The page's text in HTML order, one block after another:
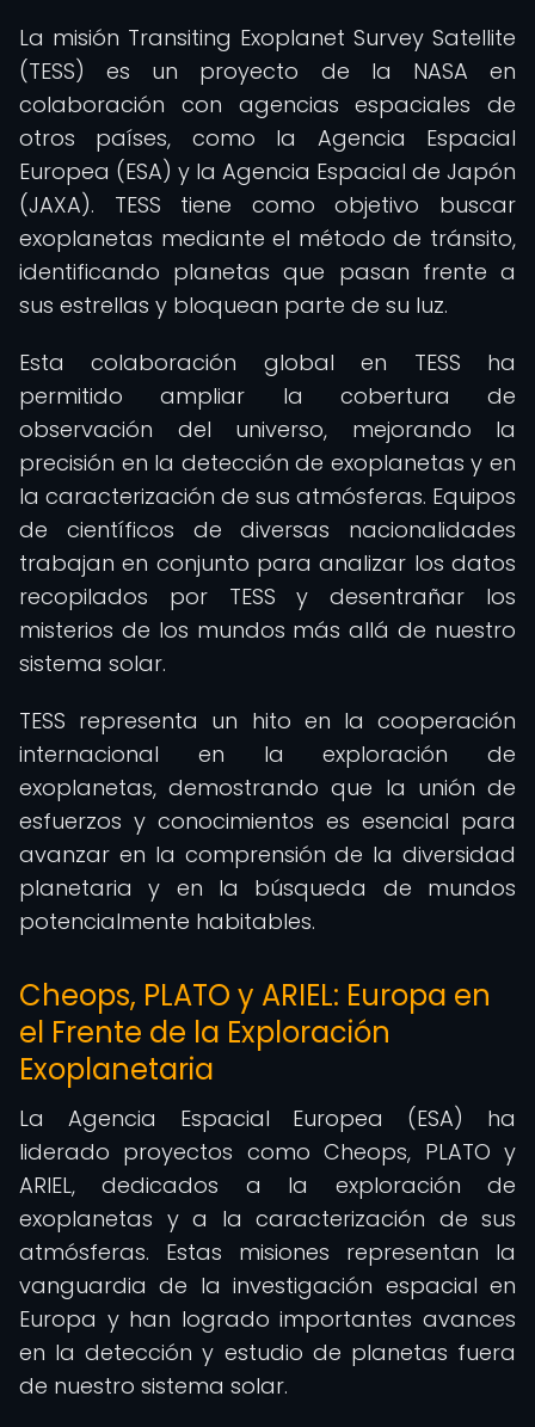
La misión Transiting Exoplanet Survey Satellite
(TESS) es un proyecto de la NASA en
colaboración con agencias espaciales de
otros países, como la Agencia Espacial
Europea (ESA) y la Agencia Espacial de Japón
(JAXA). TESS tiene como objetivo buscar
exoplanetas mediante el método de tránsito,
identificando planetas que pasan frente a
sus estrellas y bloquean parte de su luz.
Esta colaboración global en TESS ha
permitido ampliar la cobertura de
observación del universo, mejorando la
precisión en la detección de exoplanetas y en
la caracterización de sus atmósferas. Equipos
de científicos de diversas nacionalidades
trabajan en conjunto para analizar los datos
recopilados por TESS y desentrañar los
misterios de los mundos más allá de nuestro
sistema solar.
TESS representa un hito en la cooperación
internacional en la exploración de
exoplanetas, demostrando que la unión de
esfuerzos y conocimientos es esencial para
avanzar en la comprensión de la diversidad
planetaria y en la búsqueda de mundos
potencialmente habitables.
Cheops, PLATO y ARIEL: Europa en
el Frente de la Exploración
Exoplanetaria
La Agencia Espacial Europea (ESA) ha
liderado proyectos como Cheops, PLATO y
ARIEL, dedicados a la exploración de
exoplanetas y a la caracterización de sus
atmósferas. Estas misiones representan la
vanguardia de la investigación espacial en
Europa y han logrado importantes avances
en la detección y estudio de planetas fuera
de nuestro sistema solar.